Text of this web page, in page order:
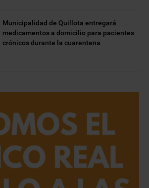
Municipalidad de Quillota entregará
medicamentos a domicilio para pacientes
crónicos durante la cuarentena